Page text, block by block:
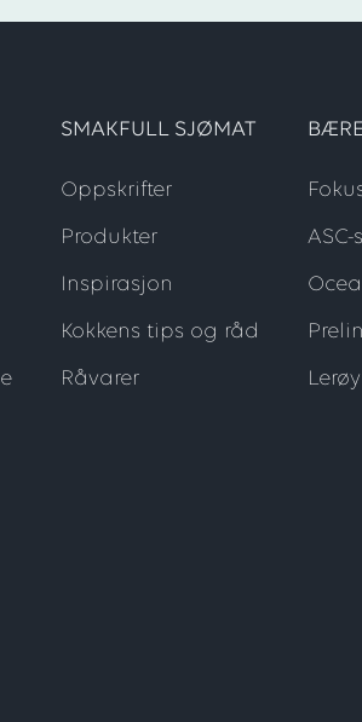
SMAKFULL SJØMAT
Oppskrifter
Produkter
Inspirasjon
Kokkens tips og råd
Råvarer